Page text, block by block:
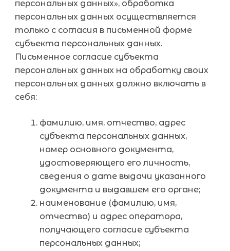
персональных данных», обработка
персональных данных осуществляется
только с согласия в письменной форме
субъекта персональных данных.
Письменное согласие субъекта
персональных данных на обработку своих
персональных данных должно включать в
себя:
фамилию, имя, отчество, адрес
субъекта персональных данных,
номер основного документа,
удостоверяющего его личность,
сведения о дате выдачи указанного
документа и выдавшем его органе;
наименование (фамилию, имя,
отчество) и адрес оператора,
получающего согласие субъекта
персональных данных;